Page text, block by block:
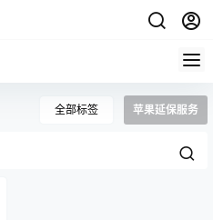
全部标签 苹果延保服务